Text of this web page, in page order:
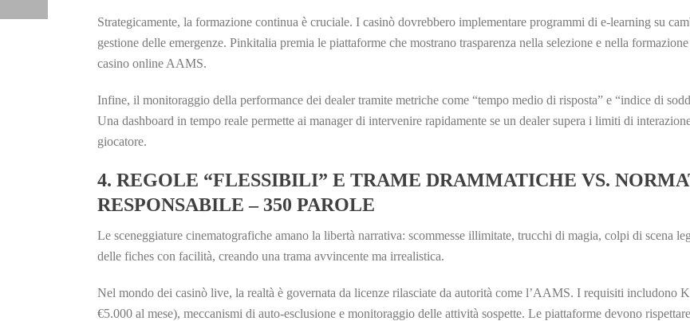
Strategicamente, la formazione continua è cruciale. I casinò dovrebbero implementare programmi di e‑learning su
gestione delle emergenze. Pinkitalia premia le piattaforme che mostrano trasparenza nella selezione e nella
casino online AAMS.
Infine, il monitoraggio della performance dei dealer tramite metriche come “tempo medio di risposta” e “indice di
Una dashboard in tempo reale permette ai manager di intervenire rapidamente se un dealer supera i limiti di
giocatore.
4. REGOLE “FLESSIBILI” E TRAME DRAMMATICHE VS.
RESPONSABILE – 350 PAROLE
Le sceneggiature cinematografiche amano la libertà narrativa: scommesse illimitate, trucchi di magia, colpi di scena
delle fiches con facilità, creando una trama avvincente ma irrealistica.
Nel mondo dei casinò live, la realtà è governata da licenze rilasciate da autorità come l’AAMS. I requisiti
€5.000 al mese), meccanismi di auto‑esclusione e monitoraggio delle attività sospette. Le piattaforme devono